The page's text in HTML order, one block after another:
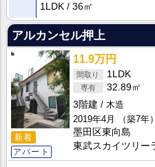
1LDK
36㎡
アルカンセル押上
新着
アパート
11.9万円
1LDK
32.89㎡
3階建
木造
2019年4月
（築7年）
墨田区東向島
東武スカイツリー